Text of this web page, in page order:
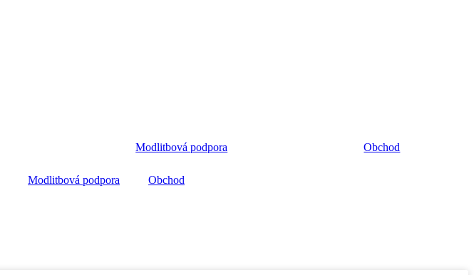
Modlitbová podpora Obchod
Modlitbová podpora Obchod